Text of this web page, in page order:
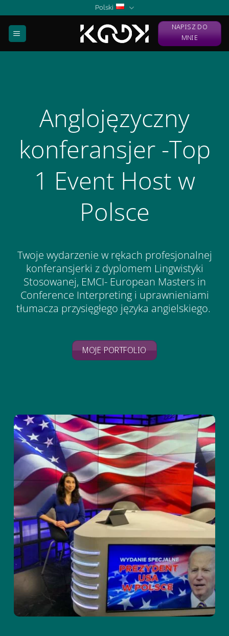
content
Polski
NAPISZ DO
MNIE
Anglojęzyczny
konferansjer -Top
1 Event Host w
Polsce
Twoje wydarzenie w rękach profesjonalnej
konferansjerki z dyplomem Lingwistyki
Stosowanej, EMCI- European Masters in
Conference Interpreting i uprawnieniami
tłumacza przysięgłego języka angielskiego.
MOJE PORTFOLIO